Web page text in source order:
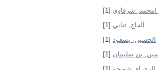
امحمد, شرفاوي [1]
الحاج, تناني [1]
الحسين, بسعود [1]
بن سليمان [1]